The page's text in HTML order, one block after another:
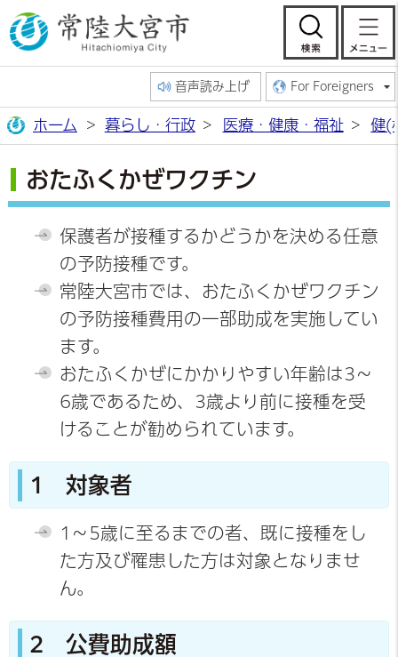
常陸大宮市公
検
音声読み上げ For Foreigners
ホーム 暮らし・行政 医療・健康・福祉 健(
おたふくかぜワクチン
保護者が接種するかどうかを決める任意
の予防接種です。
常陸大宮市では、おたふくかぜワクチン
の予防接種費用の一部助成を実施してい
ます。
おたふくかぜにかかりやすい年齢は3～
6歳であるため、3歳より前に接種を受
けることが勧められています。
1 対象者
1～5歳に至るまでの者、既に接種をし
た方及び罹患した方は対象となりませ
ん。
2 公費助成額